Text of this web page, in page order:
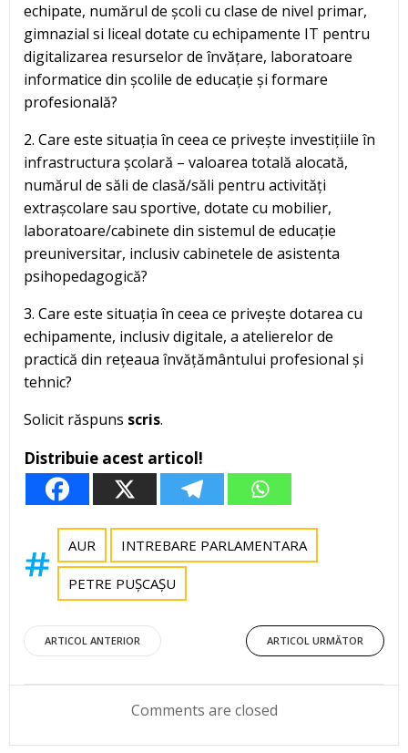
echipate, numărul de școli cu clase de nivel primar,
gimnazial si liceal dotate cu echipamente IT pentru
digitalizarea resurselor de învățare, laboratoare
informatice din școlile de educație și formare
profesională?
2. Care este situația în ceea ce privește investițiile în
infrastructura școlară – valoarea totală alocată,
numărul de săli de clasă/săli pentru activități
extrașcolare sau sportive, dotate cu mobilier,
laboratoare/cabinete din sistemul de educație
preuniversitar, inclusiv cabinetele de asistenta
psihopedagogică?
3. Care este situația în ceea ce privește dotarea cu
echipamente, inclusiv digitale, a atelierelor de
practică din rețeaua învățământului profesional și
tehnic?
Solicit răspuns scris.
Distribuie acest articol!
AUR INTREBARE PARLAMENTARA
PETRE PUȘCAȘU
Post
navigation
ARTICOL ANTERIOR
Post
navigation
ARTICOL URMĂTOR
Comments are closed